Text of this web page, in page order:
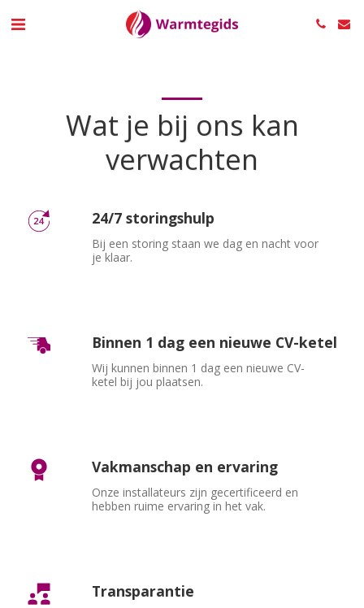
Wat je bij ons kan
verwachten
24/7 storingshulp
Bij een storing staan we dag en nacht voor
je klaar.
Binnen 1 dag een nieuwe CV-ketel
Wij kunnen binnen 1 dag een nieuwe CV-
ketel bij jou plaatsen.
Vakmanschap en ervaring
Onze installateurs zijn gecertificeerd en
hebben ruime ervaring in het vak.
Transparantie